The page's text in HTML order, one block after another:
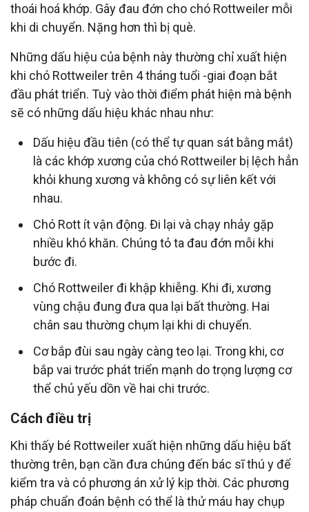
thoái hoá khớp. Gây đau đớn cho chó Rottweiler mỗi
khi di chuyển. Nặng hơn thì bị què.
Những dấu hiệu của bệnh này thường chỉ xuất hiện
khi chó Rottweiler trên 4 tháng tuổi -giai đoạn bắt
đầu phát triển. Tuỳ vào thời điểm phát hiện mà bệnh
sẽ có những dấu hiệu khác nhau như:
Dấu hiệu đầu tiên (có thể tự quan sát bằng mắt)
là các khớp xương của chó Rottweiler bị lệch hẳn
khỏi khung xương và không có sự liên kết với
nhau.
Chó Rott ít vận động. Đi lại và chạy nhảy gặp
nhiều khó khăn. Chúng tỏ ta đau đớn mỗi khi
bước đi.
Chó Rottweiler đi khập khiễng. Khi đi, xương
vùng chậu đung đưa qua lại bất thường. Hai
chân sau thường chụm lại khi di chuyển.
Cơ bắp đùi sau ngày càng teo lại. Trong khi, cơ
bắp vai trước phát triển mạnh do trọng lượng cơ
thể chủ yếu dồn về hai chi trước.
Cách điều trị
Khi thấy bé Rottweiler xuất hiện những dấu hiệu bất
thường trên, bạn cần đưa chúng đến bác sĩ thú y để
kiểm tra và có phương án xử lý kịp thời. Các phương
pháp chuẩn đoán bệnh có thể là thử máu hay chụp